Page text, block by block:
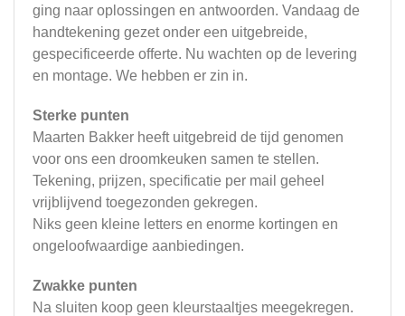
ging naar oplossingen en antwoorden. Vandaag de
handtekening gezet onder een uitgebreide,
gespecificeerde offerte. Nu wachten op de levering
en montage. We hebben er zin in.
Sterke punten
Maarten Bakker heeft uitgebreid de tijd genomen
voor ons een droomkeuken samen te stellen.
Tekening, prijzen, specificatie per mail geheel
vrijblijvend toegezonden gekregen.
Niks geen kleine letters en enorme kortingen en
ongeloofwaardige aanbiedingen.
Zwakke punten
Na sluiten koop geen kleurstaaltjes meegekregen.